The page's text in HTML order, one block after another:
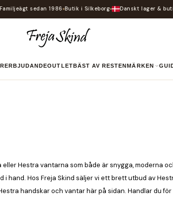
sedan 1986 Butik i Silkeborg Danskt lager &
ERBJUDANDE OUTLET BÄST AV RESTEN MÄRKEN
Hestra vantarna som både är snygga, moderna
hand. Hos Freja Skind säljer vi ett brett utbud av
handskar och vantar här på sidan. Handlar du